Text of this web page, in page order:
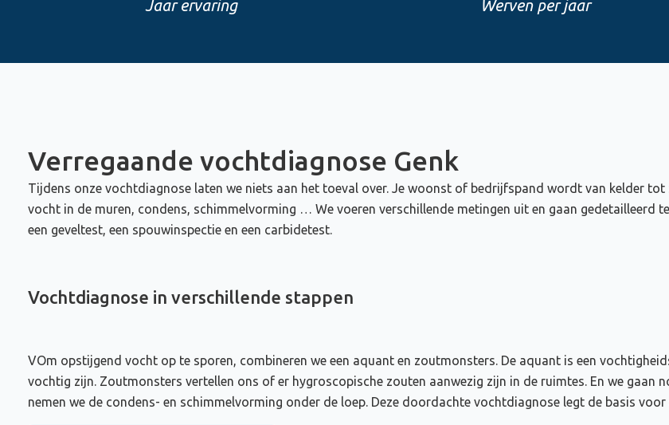
Jaar ervaring Werven per jaar
Verregaande vochtdiagnose Genk
Tijdens onze vochtdiagnose laten we niets aan het toeval over. Je woonst of bedrijfspand wordt van kelder
vocht in de muren, condens, schimmelvorming … We voeren verschillende metingen uit en gaan gedetailleerd
een geveltest, een spouwinspectie en een carbidetest.
Vochtdiagnose in verschillende stappen
VOm opstijgend vocht op te sporen, combineren we een aquant en zoutmonsters. De aquant is een
vochtig zijn. Zoutmonsters vertellen ons of er hygroscopische zouten aanwezig zijn in de ruimtes. En we gaan
nemen we de condens- en schimmelvorming onder de loep. Deze doordachte vochtdiagnose legt de basis